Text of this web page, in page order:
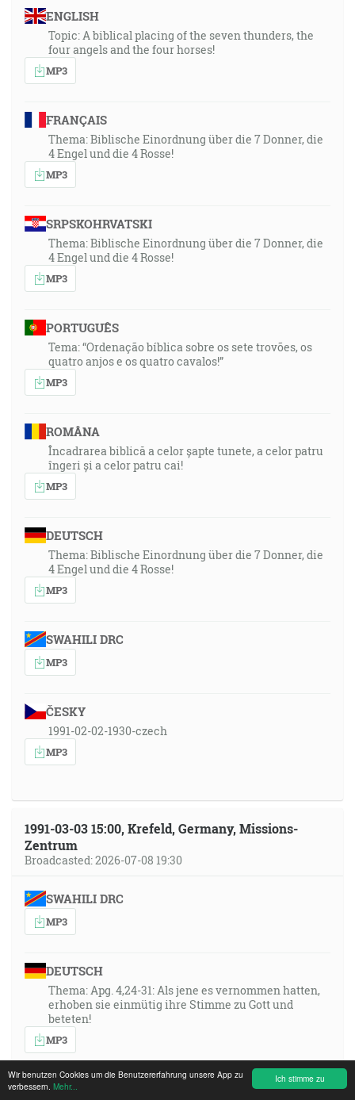
Ich stimme zu
Wir benutzen Cookies um die Benutzererfahrung unsere App zu
verbessern. Mehr...
ENGLISH
Topic: A biblical placing of the seven thunders, the
four angels and the four horses!
MP3
FRANÇAIS
Thema: Biblische Einordnung über die 7 Donner, die
4 Engel und die 4 Rosse!
MP3
SRPSKOHRVATSKI
Thema: Biblische Einordnung über die 7 Donner, die
4 Engel und die 4 Rosse!
MP3
PORTUGUÊS
Tema: “Ordenação bíblica sobre os sete trovões, os
quatro anjos e os quatro cavalos!”
MP3
ROMÂNA
Încadrarea biblică a celor șapte tunete, a celor patru
îngeri și a celor patru cai!
MP3
DEUTSCH
Thema: Biblische Einordnung über die 7 Donner, die
4 Engel und die 4 Rosse!
MP3
SWAHILI DRC
MP3
ČESKY
1991-02-02-1930-czech
MP3
1991-03-03 15:00, Krefeld, Germany, Missions-
Zentrum
Broadcasted: 2026-07-08 19:30
SWAHILI DRC
MP3
DEUTSCH
Thema: Apg. 4,24-31: Als jene es vernommen hatten,
erhoben sie einmütig ihre Stimme zu Gott und
beteten!
MP3
ENGLISH